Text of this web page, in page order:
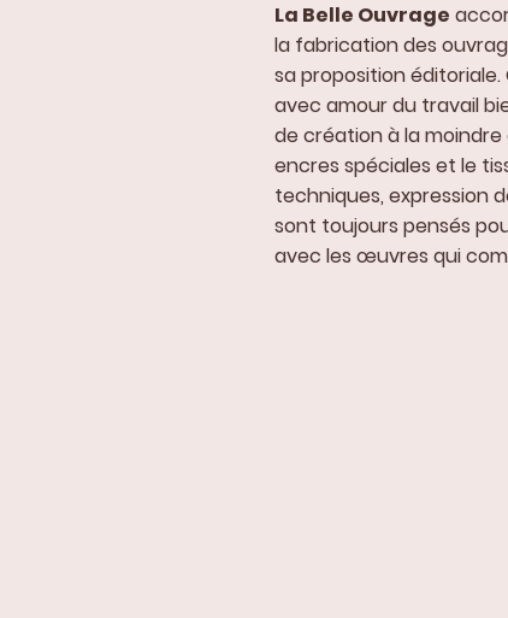
La Belle Ouvrage
la fabrication des
sa proposition
avec amour du travail
de création à la
encres spéciales et le
techniques, expression
sont toujours pensés
avec les œuvres qui